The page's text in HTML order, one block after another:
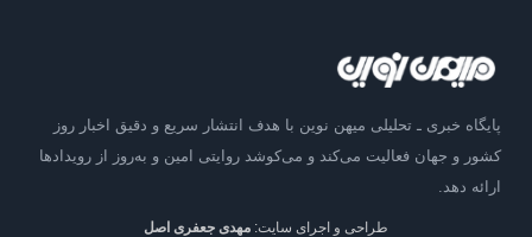
پایگاه خبری ـ تحلیلی میهن نوین با هدف انتشار سریع و دقیق اخبار روز
کشور و جهان فعالیت می‌کند و می‌کوشد روایتی امین و به‌روز از رویدادها
ارائه دهد.
طراحی و اجرای سایت: مهدی جعفری اصل